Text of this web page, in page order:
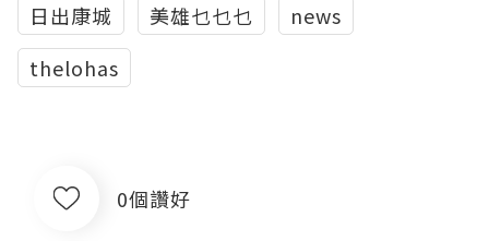
日出康城
美雄乜乜乜
news
thelohas
0個讚好